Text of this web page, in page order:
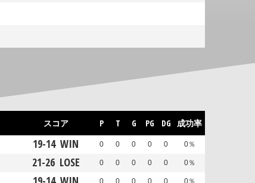
スコア P T G PG DG 成功率
19-14 WIN 0 0 0 0 0 0％
21-26 LOSE 0 0 0 0 0 0％
0 0 0 0 0 0％